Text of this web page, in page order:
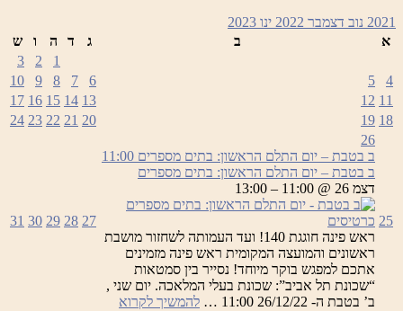
2021 נוב דצמבר 2022 ינו 2023
א
ב ג ד ה ו
ש
1
2
3
4
5
6
7
8
9
10
11
12
13
14
15
16
17
18
19
20
21
22
23
24
25
26
ב בטבת – יום התלם הראשון: בתים מספרים 11:00
ב בטבת – יום התלם הראשון: בתים מספרים
דצמ 26 @ 11:00 – 13:00
כרטיסים
ראש פינה חוגגת 140! ועד העמותה לשחזור מושבת
ראשונים והמועצה המקומית ראש פינה מזמינים
אתכם למפגש בוקר מיוחד! נסייר בין סמטאות
“שכונת תל אביב”: שכונת בעלי המלאכה. יום שני ,
ב’ בטבת ה- 26/12/22 11:00 …
להמשיך לקרוא
27
28
29
30
31